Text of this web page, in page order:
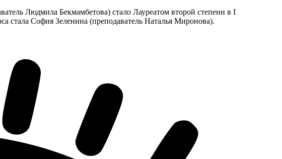
Людмила Бекмамбетова) стало Лауреатом второй степени в I
стала София Зеленина (преподаватель Наталья Миронова).